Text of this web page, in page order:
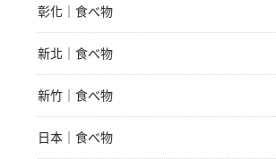
彰化｜食べ物
新北｜食べ物
新竹｜食べ物
日本｜食べ物